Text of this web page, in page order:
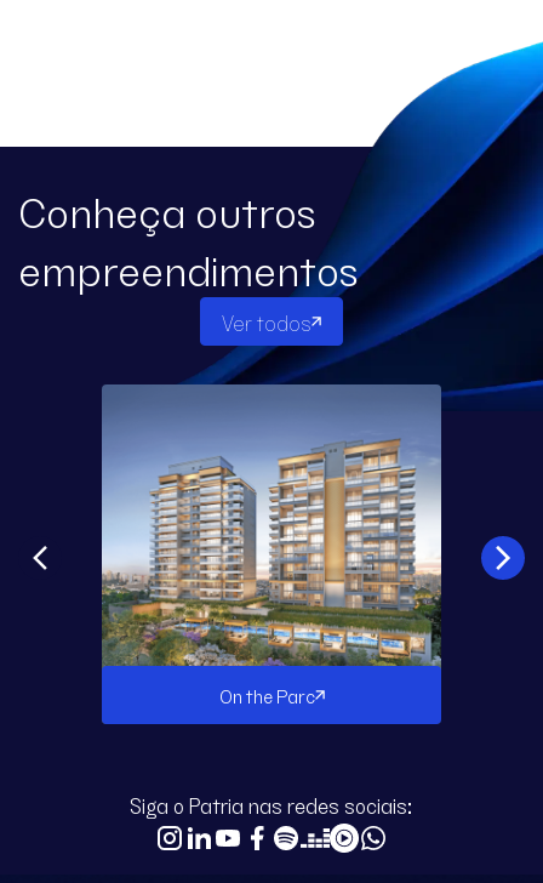
Conheça outros
empreendimentos
Ver todos
On the Parc
Siga o Patria nas redes sociais: